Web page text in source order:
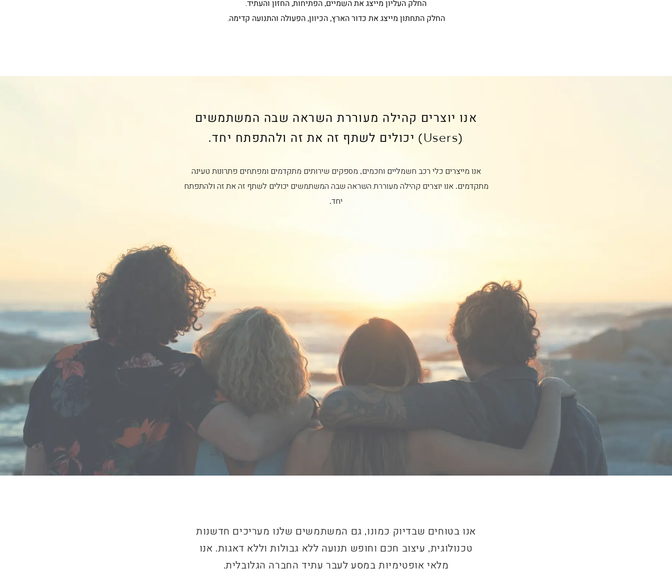
החלק העליון מייצג את השמיים, הפתיחות, החזון והעתיד.
החלק התחתון מייצג את כדור הארץ, הכיוון, הפעולה והתנועה קדימה.
אנו יוצרים קהילה מעוררת השראה שבה המשתמשים
(Users) יכולים לשתף זה את זה ולהתפתח יחד.
אנו מייצרים כלי רכב חשמליים וחכמים, מספקים שירותים מתקדמים ומפתחים פתרונות טעינה
מתקדמים. אנו יוצרים קהילה מעוררת השראה שבה המשתמשים יכולים לשתף זה את זה ולהתפתח
יחד.
אנו בטוחים שבדיוק כמונו, גם המשתמשים שלנו מעריכים חדשנות
טכנולוגית, עיצוב חכם וחופש תנועה ללא גבולות וללא דאגות. אנו
מלאי אופטימיות במסע לעבר עתיד החברה הגלובלית.